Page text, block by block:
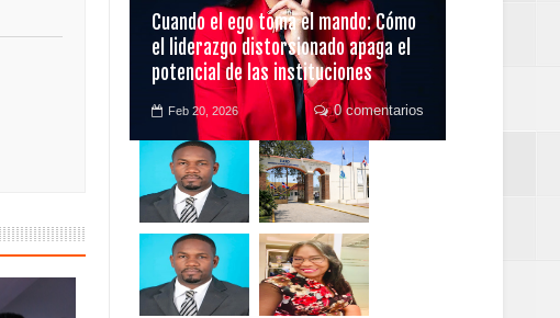
al desarrollo del país.
campeones cuantos
Cuando el ego toma el mando: Cómo
el liderazgo distorsionado apaga el
potencial de las instituciones
Feb 20, 2026 0 comentarios